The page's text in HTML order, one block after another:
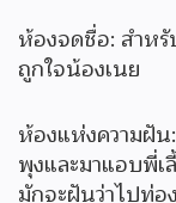
ห้องจดชื่อ: สำห
ถูกใจน้องเนย
ห้องแห่งความฝั
พุงและมาแอบพี่
มักจะฝันว่าไปท่